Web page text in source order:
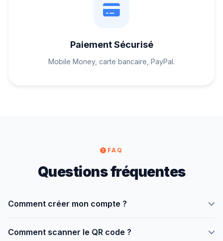
Paiement Sécurisé
Mobile Money, carte bancaire, PayPal.
FAQ
Questions fréquentes
Comment créer mon compte ?
formulaire. Gratuit, 2 minutes.
Comment scanner le QR code ?